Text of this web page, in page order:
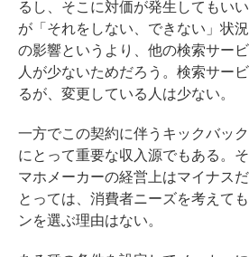
るし、そこに対価が発生してもい
が「それをしない、できない」状
の影響というより、他の検索サー
人が少ないためだろう。検索サー
るが、変更している人は少ない。
一方でこの契約に伴うキックバッ
にとって重要な収入源でもある。
マホメーカーの経営上はマイナス
とっては、消費者ニーズを考えて
ンを選ぶ理由はない。